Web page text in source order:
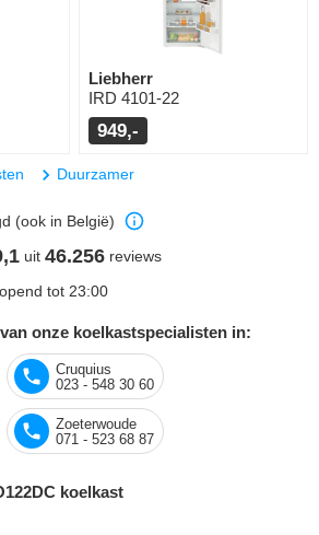
Liebherr
IRD 4101-22
949,-
Duurzamer
(ook in België)
uit 46.256 reviews
tot 23:00
onze koelkastspecialisten in:
Cruquius
023 - 548 30 60
Zoeterwoude
071 - 523 68 87
koelkast